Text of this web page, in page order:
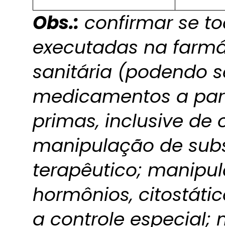
Obs.: confirmar se
executadas na
sanitária (podendo
medicamentos a
primas, inclusive de
manipulação de
terapêutico;
hormônios,
a controle especial;